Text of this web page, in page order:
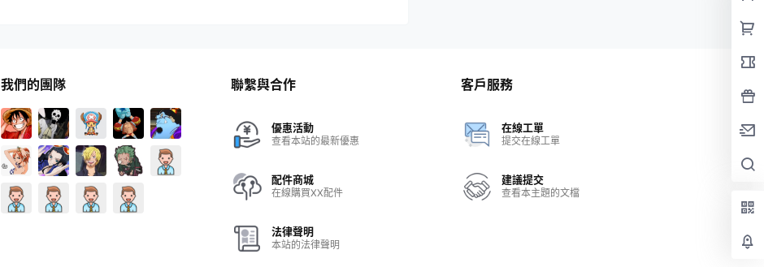
我們的團隊 聯繫與合作
優惠活動
查看本站的最新優惠
配件商城
在線購買XX配件
法律聲明
本站的法律聲明
客戶服務
在線工單
提交在線工單
建議提交
查看本主題的文檔